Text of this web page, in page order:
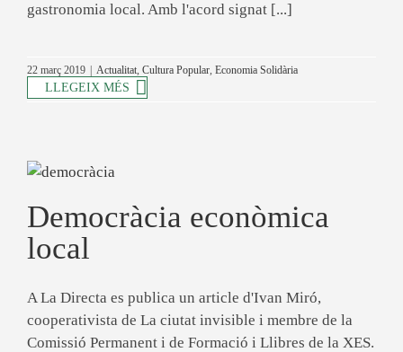
gastronomia local. Amb l'acord signat [...]
22 març 2019 Actualitat, Cultura Popular, Economia Solidària
LLEGEIX MÉS
Democràcia econòmica
local
A La Directa es publica un article d'Ivan Miró,
cooperativista de La ciutat invisible i membre de la
Comissió Permanent i de Formació i Llibres de la XES.